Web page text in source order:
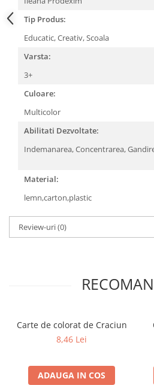
Povesti - Basme - Legende
Realitatea Augmentata
Religie pentru copii
ScienceConnection
TP ROLL
Tip Produs:
Educatic, Creativ, Scoala
Varsta:
3+
Culoare:
Multicolor
Abilitati Dezvoltate:
Indemanarea, Concentrarea,
Material:
lemn,carton,plastic
Review-uri(0)
Carte de colorat de Craciun
8,46 Lei
ADAUGA IN COS